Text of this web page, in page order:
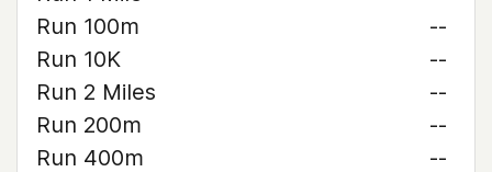
Run 100m
--
Run 10K
--
Run 2 Miles
--
Run 200m
--
Run 400m
--